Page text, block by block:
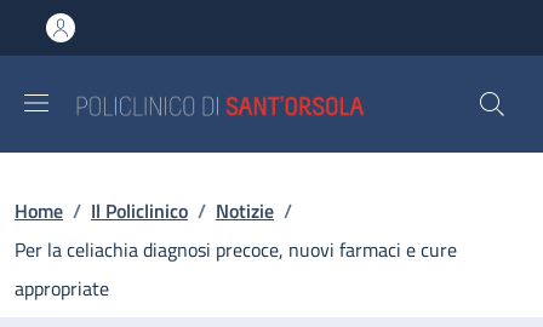
al contenuto principale
to footer content
Briciole di pane
Home / Il Policlinico / Notizie /
Per la celiachia diagnosi precoce, nuovi farmaci e cure
appropriate